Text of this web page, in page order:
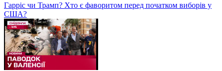
Гарріс чи Трамп? Хто є фаворитом перед початком виборів у
США?